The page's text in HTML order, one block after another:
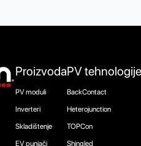
Proizvoda
PV moduli
Inverteri
Skladištenje
EV punjači
PV tehnologije
BackContact
Heterojunction
TOPCon
Shingled